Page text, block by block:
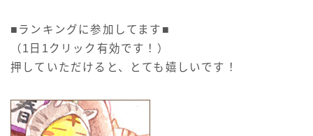
■ランキングに参加してます■
（1日1クリック有効です！）
押していただけると、とても嬉しいです！